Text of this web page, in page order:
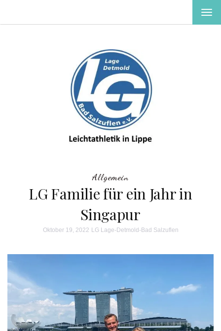
Allgemein
LG Familie für ein Jahr in
Singapur
Oktober 19, 2022 LG Lage-Detmold-Bad Salzuflen